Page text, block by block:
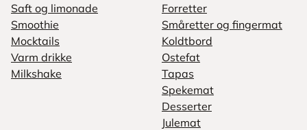
Saft og limonade
Smoothie
Mocktails
Varm drikke
Milkshake
Forretter
Småretter og fingermat
Koldtbord
Ostefat
Tapas
Spekemat
Desserter
Julemat